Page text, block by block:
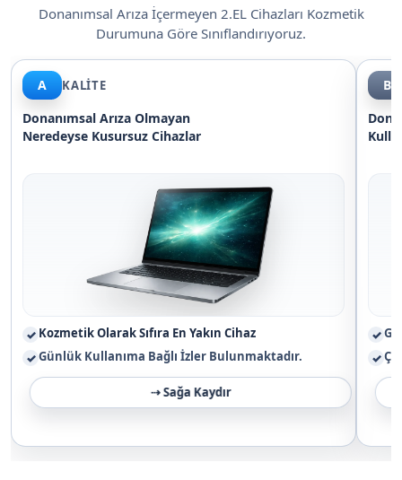
Donanımsal Arıza İçermeyen 2.EL Cihazları Kozmetik
Durumuna Göre Sınıflandırıyoruz.
A KALİTE
Donanımsal Arıza Olmayan
Neredeyse Kusursuz Cihazlar
✓ Kozmetik Olarak Sıfıra En Yakın Cihaz
✓Günlük Kullanıma Bağlı İzler Bulunmaktadır.
B
✓
✓